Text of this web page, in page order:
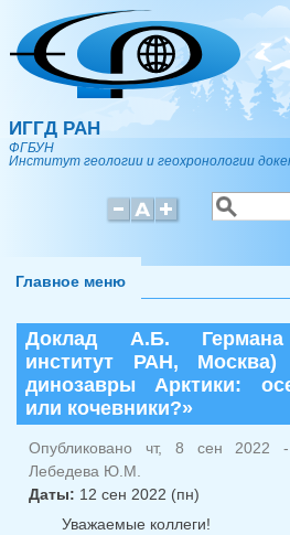
Перейти к основному содержанию
ИГГД РАН
ФГБУН
Институт геологии и геохронологии
Форма
Поиск
Главное меню
Доклад А.Б. Германа
институт РАН, Москва)
динозавры Арктики:
или кочевники?»
Опубликовано чт, 8 сен 2022 -
Лебедева Ю.М.
Даты: 12 сен 2022 (пн)
Уважаемые коллеги!